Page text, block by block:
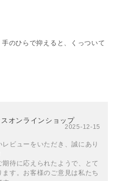
のひらで抑えると、くっついて
オンラインショップ
2025-12-15
ビューをいただき、誠にあり
待に応えられたようで、とて
ます。お客様のご意見は私たち